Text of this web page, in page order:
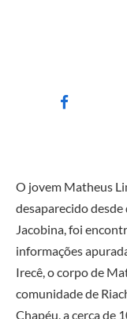
O jovem Matheus
desaparecido
Jacobina, foi
informações
Irecê, o corpo de
comunidade de
Chapéu, a cerca de